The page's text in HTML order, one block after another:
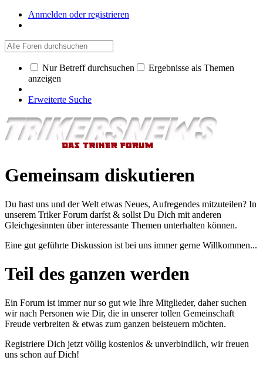
Anmelden oder registrieren
Nur Betreff durchsuchen
Ergebnisse als Themen
anzeigen
Erweiterte Suche
Gemeinsam diskutieren
Du hast uns und der Welt etwas Neues, Aufregendes mitzuteilen? In
unserem Triker Forum darfst & sollst Du Dich mit anderen
Gleichgesinnten über interessante Themen unterhalten können.
Eine gut geführte Diskussion ist bei uns immer gerne Willkommen...
Teil des ganzen werden
Ein Forum ist immer nur so gut wie Ihre Mitglieder, daher suchen
wir nach Personen wie Dir, die in unserer tollen Gemeinschaft
Freude verbreiten & etwas zum ganzen beisteuern möchten.
Registriere Dich jetzt völlig kostenlos & unverbindlich, wir freuen
uns schon auf Dich!